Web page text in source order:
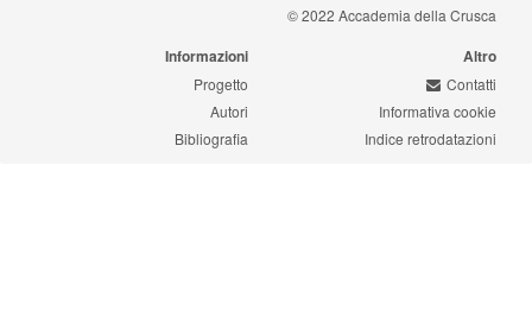
© 2022 Accademia della Crusca
Informazioni
Progetto
Autori
Bibliografia
Altro
Contatti
Informativa cookie
Indice retrodatazioni